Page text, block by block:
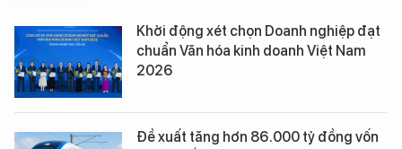
Khởi động xét chọn Doanh nghiệp đạt
chuẩn Văn hóa kinh doanh Việt Nam
2026
Đề xuất tăng hơn 86.000 tỷ đồng vốn